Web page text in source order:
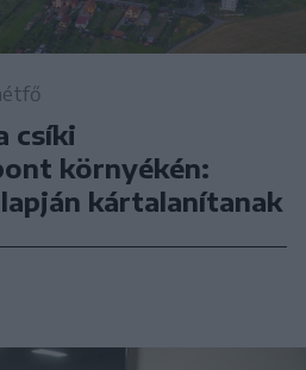
csíki
környékén:
kártalanítanak